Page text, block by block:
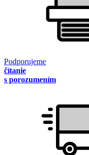
Podporujeme
čítanie
s porozumením